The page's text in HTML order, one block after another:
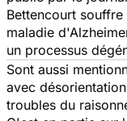
Bettencourt souffre
maladie
un processus
Sont aussi
avec
troubles du